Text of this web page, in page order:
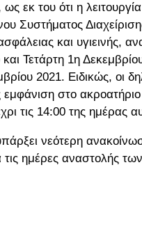
εκ του ότι η
Συστήματος
και υγιεινής,
Τετάρτη 1η
2021. Ειδικώς, οι
στο ακροατήριο
τις 14:00 της ημέρας
νεότερη
ημέρες αναστολής